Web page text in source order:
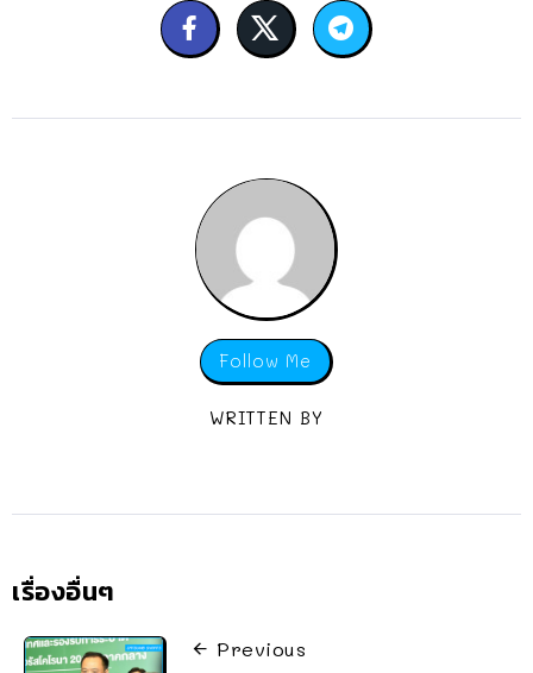
Follow Me
WRITTEN BY
เรื่องอื่นๆ
Previous